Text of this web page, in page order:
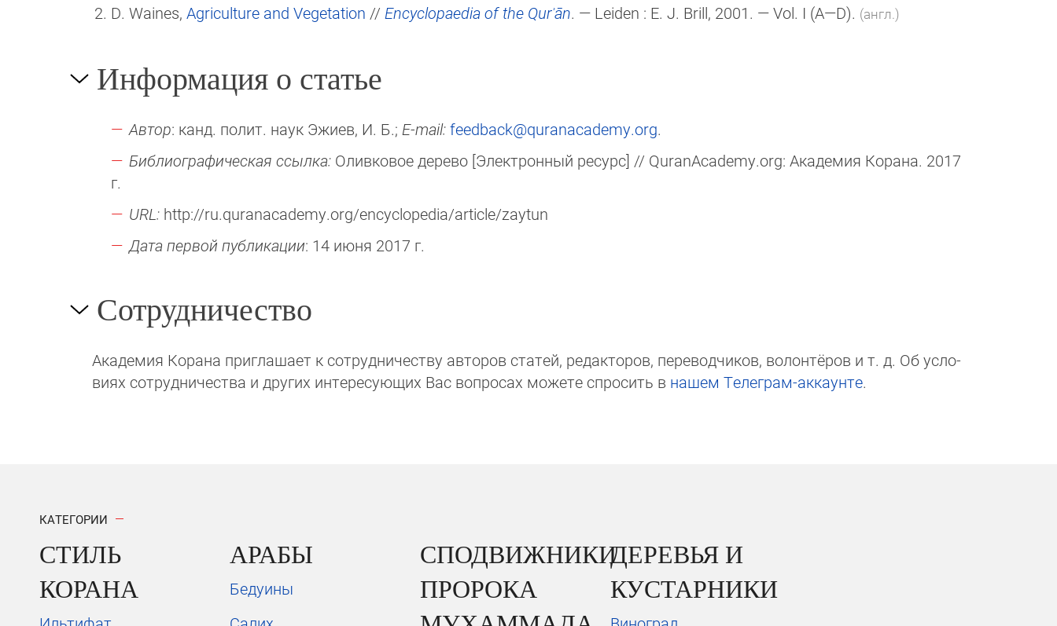
D. Waines, Agriculture and Vegetation // Encyclopaedia of the Qurʾān. — Leiden : E. J. Brill, 2001. — Vol. I (A—D). (англ.)
Информация о статье
Автор: канд. полит. наук Эжиев, И. Б.; E-mail:feedback@quranacademy.org.
Библиографическая ссылка: Оливковое дерево [Электронный ресурс] // QuranAcademy.org: Академия Корана. 2017
г.
URL: http://ru.quranacademy.org/encyclopedia/article/zaytun
Дата первой публикации: 14 июня 2017 г.
Сотрудничество
Академия Корана при­гла­ша­ет к сотруд­ни­чест­ву авторов статей, редакто­ров, пере­вод­чи­ков, волон­тёров и т. д. Об ус­ло­
виях сотрудни­чест­ва и других интере­сую­щих Вас вопросах мо­же­те спросить в на­шем Те­ле­грам-ак­каунте.
КАТЕГОРИИ
СТИЛЬ
КОРАНА
АРАБЫ
Бедуины
СПОДВИЖНИКИ
ПРОРОКА
ДЕРЕВЬЯ И
КУСТАРНИКИ